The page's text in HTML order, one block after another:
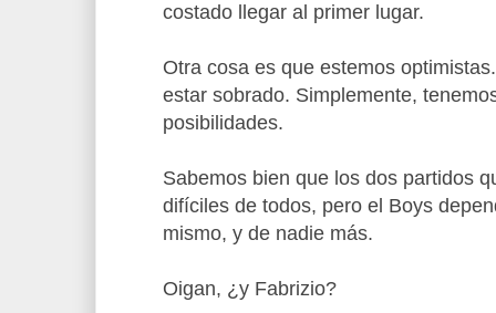
costado llegar al primer lugar.
Otra cosa es que estemos
estar sobrado. Simplemente,
posibilidades.
Sabemos bien que los dos partidos
difíciles de todos, pero el Boys
mismo, y de nadie más.
Oigan, ¿y Fabrizio?